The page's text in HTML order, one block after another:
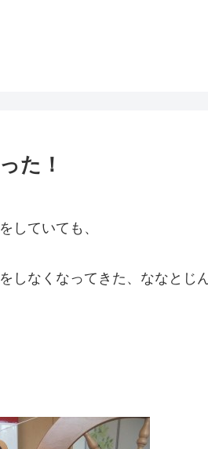
た！
していても、
しなくなってきた、ななとじん